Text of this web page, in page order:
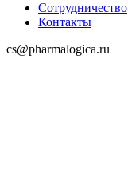
Сотрудничество
Контакты
cs@pharmalogica.ru